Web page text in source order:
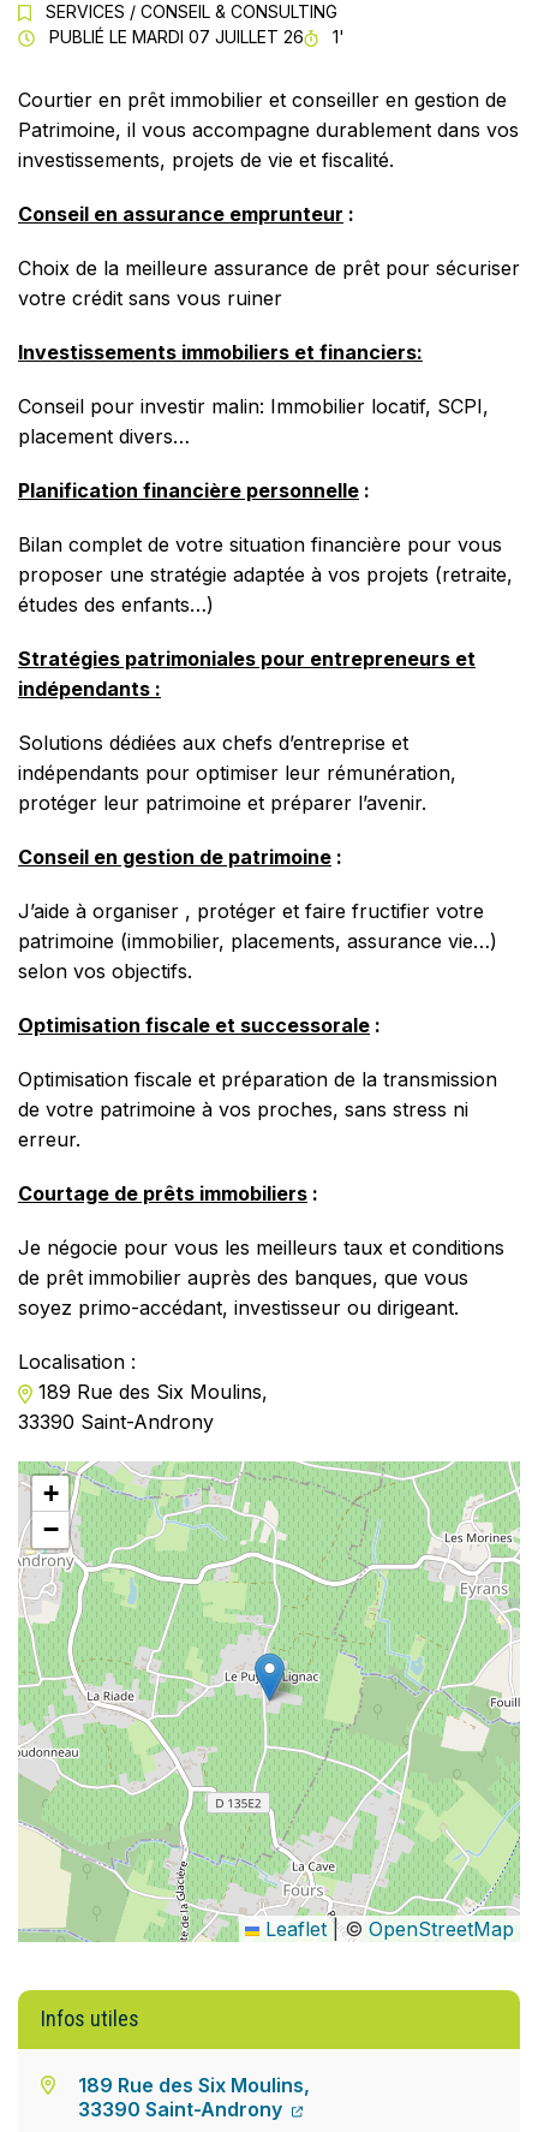
SERVICES / CONSEIL & CONSULTING
PUBLIÉ LE MARDI 07 JUILLET 26 TEMPS DE LECTURE
1'
Courtier en prêt immobilier et conseiller en gestion de
Patrimoine, il vous accompagne durablement dans vos
investissements, projets de vie et fiscalité.
Conseil en assurance emprunteur :
Choix de la meilleure assurance de prêt pour sécuriser
votre crédit sans vous ruiner
Investissements immobiliers et financiers:
Conseil pour investir malin: Immobilier locatif, SCPI,
placement divers…
Planification financière personnelle :
Bilan complet de votre situation financière pour vous
proposer une stratégie adaptée à vos projets (retraite,
études des enfants…)
Stratégies patrimoniales pour entrepreneurs et
indépendants :
Solutions dédiées aux chefs d’entreprise et
indépendants pour optimiser leur rémunération,
protéger leur patrimoine et préparer l’avenir.
Conseil en gestion de patrimoine :
J’aide à organiser , protéger et faire fructifier votre
patrimoine (immobilier, placements, assurance vie…)
selon vos objectifs.
Optimisation fiscale et successorale :
Optimisation fiscale et préparation de la transmission
de votre patrimoine à vos proches, sans stress ni
erreur.
Courtage de prêts immobiliers :
Je négocie pour vous les meilleurs taux et conditions
de prêt immobilier auprès des banques, que vous
soyez primo-accédant, investisseur ou dirigeant.
Localisation :
189 Rue des Six Moulins,
33390 Saint-Androny
+
−
Leaflet |© OpenStreetMap
Infos utiles
189 Rue des Six Moulins,
33390 Saint-Androny